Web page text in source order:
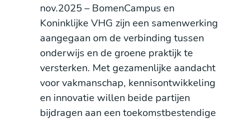
nov.2025 – BomenCampus en
Koninklijke VHG zijn een samenwerking
aangegaan om de verbinding tussen
onderwijs en de groene praktijk te
versterken. Met gezamenlijke aandacht
voor vakmanschap, kennisontwikkeling
en innovatie willen beide partijen
bijdragen aan een toekomstbestendige